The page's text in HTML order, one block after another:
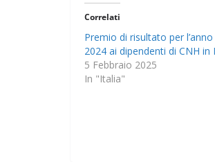
Correlati
Premio di risultato per l’anno
2024 ai dipendenti di CNH in
5 Febbraio 2025
In "Italia"